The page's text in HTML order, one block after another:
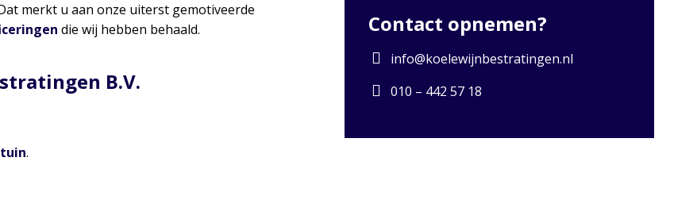
merkt u aan onze uiterst gemotiveerde
die wij hebben behaald.
B.V.
.
Contact opnemen?
info@koelewijnbestratingen.nl
010 – 442 57 18